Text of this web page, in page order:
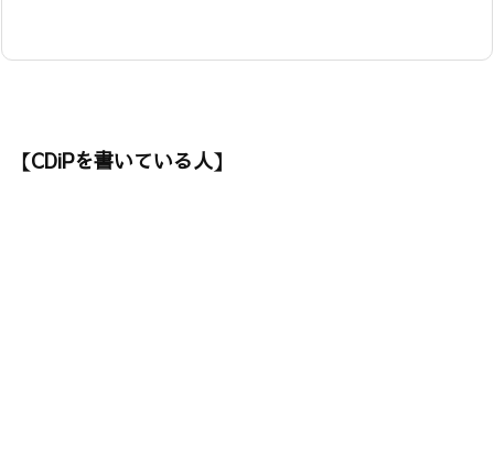
【CDiPを書いている人】